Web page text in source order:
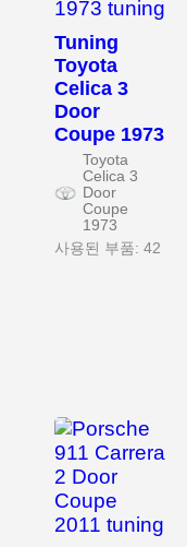
Tuning
Toyota
Celica 3
Door
Coupe 1973
Toyota
Celica 3
Door
Coupe
1973
사용된 부품: 42